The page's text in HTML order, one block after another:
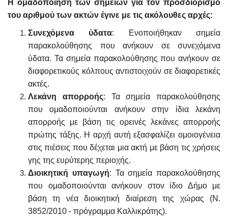
Η ομαδοποίηση των σημείων για τον προσδιορισμό
του αριθμού των ακτών έγινε με τις ακόλουθες αρχές:
Συνεχόμενα ύδατα: Ενοποιήθηκαν σημεία
παρακολούθησης που ανήκουν σε συνεχόμενα
ύδατα. Τα σημεία παρακολούθησης που ανήκουν σε
διαφορετικούς κόλπους αντιστοιχούν σε διαφορετικές
ακτές.
Λεκάνη απορροής: Τα σημεία παρακολούθησης
που ομαδοποιούνται ανήκουν στην ίδια λεκάνη
απορροής με βάση τις ορεινές λεκάνες απορροής
πρώτης τάξης. Η αρχή αυτή εξασφαλίζει ομοιογένεια
στις πιέσεις που δέχεται μια ακτή με βάση τις χρήσεις
γης της ευρύτερης περιοχής.
Διοικητική υπαγωγή: Τα σημεία παρακολούθησης
που ομαδοποιούνται ανήκουν στον ίδιο Δήμο με
βάση τη νέα διοικητική διαίρεση της χώρας (Ν.
3852/2010 - πρόγραμμα Καλλικράτης).